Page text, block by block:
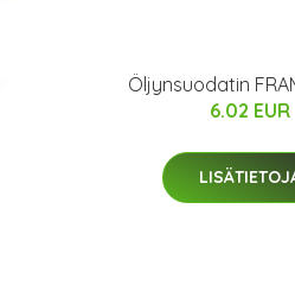
Öljynsuodatin
6.02 EUR